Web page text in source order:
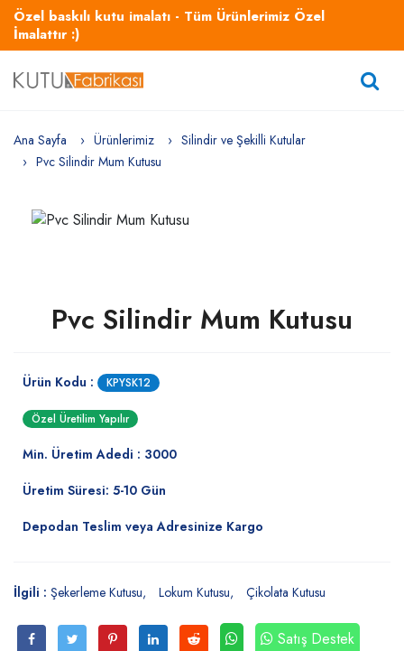
Özel baskılı kutu imalatı - Tüm Ürünlerimiz Özel
İmalattır :)
Ana Sayfa Ürünlerimiz
Silindir ve Şekilli Kutular
Pvc Silindir Mum Kutusu
Pvc Silindir Mum Kutusu
Ürün Kodu : KPYSK12
Özel Üretilim Yapılır
Min. Üretim Adedi : 3000
Üretim Süresi: 5-10 Gün
Depodan Teslim veya Adresinize Kargo
İlgili : Şekerleme Kutusu Lokum Kutusu Çikolata Kutusu
Satış Destek